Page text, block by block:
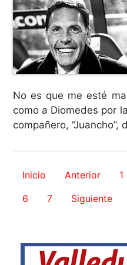
No es que me esté
como a Diomedes por
compañero, “Juancho”,
Inicio Anterior 1
6
7 Siguiente